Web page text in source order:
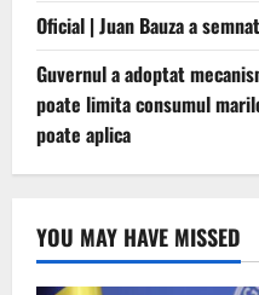
Oficial | Juan Bauza a semnat
Guvernul a adoptat
poate limita consumul
poate aplica
YOU MAY HAVE MISSED